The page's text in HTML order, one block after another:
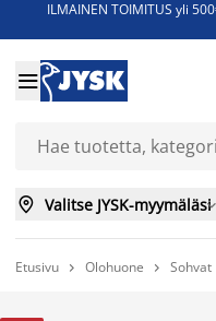
ILMAINEN TOIMITUS yli

 Valitse JYSK-myymäläsi
Etusivu  Olohuone  Sohvat